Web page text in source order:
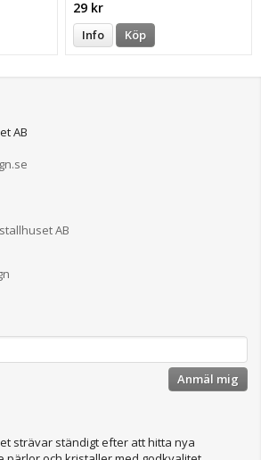
29 kr
Info Köp
AB
AB
Anmäl mig
strävar ständigt efter att hitta nya